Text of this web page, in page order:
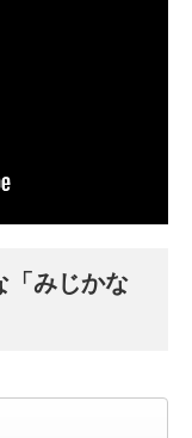
「みじかな